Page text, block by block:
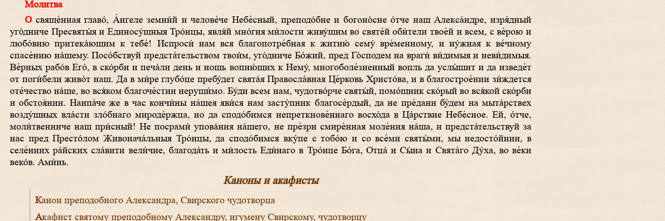
Молитва
О свяще́нная главо́, А́нгеле земни́й и челове́че Небе́сный, преподо́бне и богоно́сне о́тче наш Алекса́ндре, изря́дный
уго́дниче Пресвяты́я и Единосу́щныя Тро́ицы, явля́й мно́гия ми́лости живу́щим во святе́й оби́тели твое́й и всем, с ве́рою и
любо́вию притека́ющим к тебе́! Испроси́ нам вся благопотре́бная к житию́ сему́ вре́менному, и ну́жная к ве́чному
спасе́нию на́шему. Посо́бствуй предста́тельством твои́м, уго́дниче Бо́жий, пред Го́сподем на враги́ ви́димыя и неви́димыя.
Ве́рных рабо́в Его́, в ско́рби и печа́ли день и нощь вопию́щих к Нему́, многоболе́зненный вопль да услы́шит и да изведе́т
от поги́бели живо́т наш. Да в ми́ре глубо́це пребу́дет свята́я Правосла́вная Це́рковь Христо́ва, и в благострое́нии зи́ждется
оте́чество на́ше, во вся́ком благоче́стии неруши́мо. Бу́ди всем нам, чудотво́рче святы́й, помо́щник ско́рый во вся́кой ско́рби
и обстоя́нии. Наипа́че же в час кончи́ны на́шея яви́ся нам засту́пник благосе́рдый, да не пре́дани бу́дем на мыта́рствех
возду́шных вла́сти зло́бнаго мироде́ржца, но да сподо́бимся непреткнове́ннаго восхо́да в Ца́рствие Небе́сное. Ей, о́тче,
моли́твенниче наш при́сный! Не посрами́ упова́ния на́шего, не пре́зри смире́нная моле́ния на́ша, и предста́тельствуй за
нас пред Престо́лом Живонача́льныя Тро́ицы, да сподо́бимся вку́пе с тобо́ю и со все́ми святы́ми, мы недосто́йнии, в
селе́ниих ра́йских сла́вити вели́чие, благода́ть и ми́лость Еди́наго в Тро́ице Бо́га, Отца́ и Сы́на и Свята́го Ду́ха, во ве́ки
веко́в. Ами́нь.
Каноны и акафисты
Канон преподобного Александра, Свирского чудотворца
Акафист святому преподобному Александру, игумену Свирскому, чудотворцу